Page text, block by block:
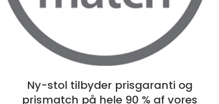
Ny-stol tilbyder prisgaranti og
prismatch på hele 90 % af vores